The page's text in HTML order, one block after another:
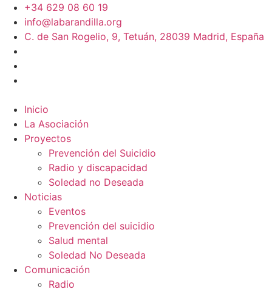
+34 629 08 60 19
info@labarandilla.org
C. de San Rogelio, 9, Tetuán, 28039 Madrid, España
Inicio
La Asociación
Proyectos
Prevención del Suicidio
Radio y discapacidad
Soledad no Deseada
Noticias
Eventos
Prevención del suicidio
Salud mental
Soledad No Deseada
Comunicación
Radio